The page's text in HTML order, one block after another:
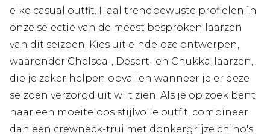
elke casual outfit. Haal trendbewuste profielen in
onze selectie van de meest besproken laarzen
van dit seizoen. Kies uit eindeloze ontwerpen,
waaronder Chelsea-, Desert- en Chukka-laarzen,
die je zeker helpen opvallen wanneer je er deze
seizoen verzorgd uit wilt zien. Als je op zoek bent
naar een moeiteloos stijlvolle outfit, combineer
dan een crewneck-trui met donkergrijze chino's